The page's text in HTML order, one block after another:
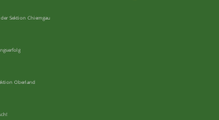
Sektion Chiemgau
Oberland